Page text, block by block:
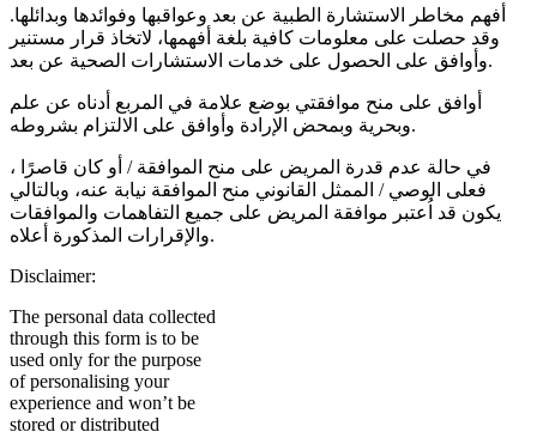
أفهم مخاطر الاستشارة الطبية عن بعد وعواقبها وفوائدها وبدائلها.
وقد حصلت على معلومات كافية بلغة أفهمها، لاتخاذ قرار مستنير
وأوافق على الحصول على خدمات الاستشارات الصحية عن بعد.
أوافق على منح موافقتي بوضع علامة في المربع أدناه عن علم
وبحرية وبمحض الإرادة وأوافق على الالتزام بشروطه.
في حالة عدم قدرة المريض على منح الموافقة / أو كان قاصرًا ،
فعلى الوصي / الممثل القانوني منح الموافقة نيابة عنه، وبالتالي
يكون قد اُعتبر موافقة المريض على جميع التفاهمات والموافقات
والإقرارات المذكورة أعلاه.
Disclaimer:
The personal data collected
through this form is to be
used only for the purpose
of personalising your
experience and won’t be
stored or distributed